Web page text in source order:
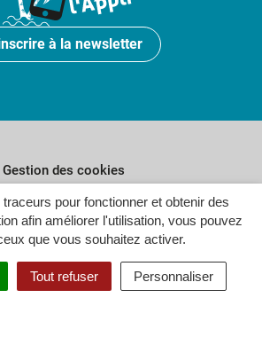
pour fonctionner et obtenir des
afin améliorer l'utilisation, vous pouvez
que vous souhaitez activer.
Tout refuser Personnaliser
à la newsletter
Gestion des cookies
Plan du site
de confidentialité
Crédits